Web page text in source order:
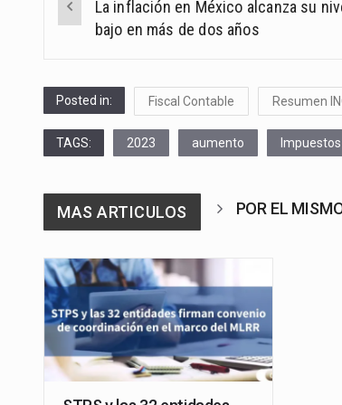
navigation
La inflación en México alcanza su
bajo en más de dos años
Posted in: Fiscal Contable Resumen
TAGS: 2023 aumento Impuestos
MAS ARTICULOS POR EL